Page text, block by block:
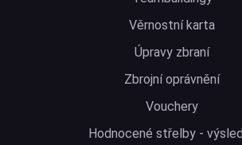
Věrnostní karta
Úpravy zbraní
Zbrojní oprávnění
Vouchery
Hodnocené střelby -